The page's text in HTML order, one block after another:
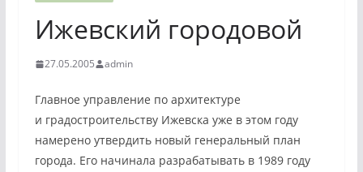
Ижевский городовой
27.05.2005 admin
Главное управление по архитектуре
и градостроительству Ижевска уже в этом году
намерено утвердить новый генеральный план
города. Его начинала разрабатывать в 1989 году